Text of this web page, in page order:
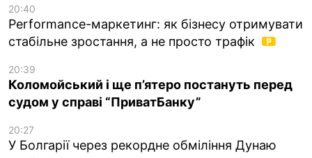
20:40
Performance-маркетинг: як бізнесу отримувати
стабільне зростання, а не просто трафік
20:39
Коломойський і ще п’ятеро постануть перед
судом у справі “ПриватБанку”
20:27
У Болгарії через рекордне обміління Дунаю